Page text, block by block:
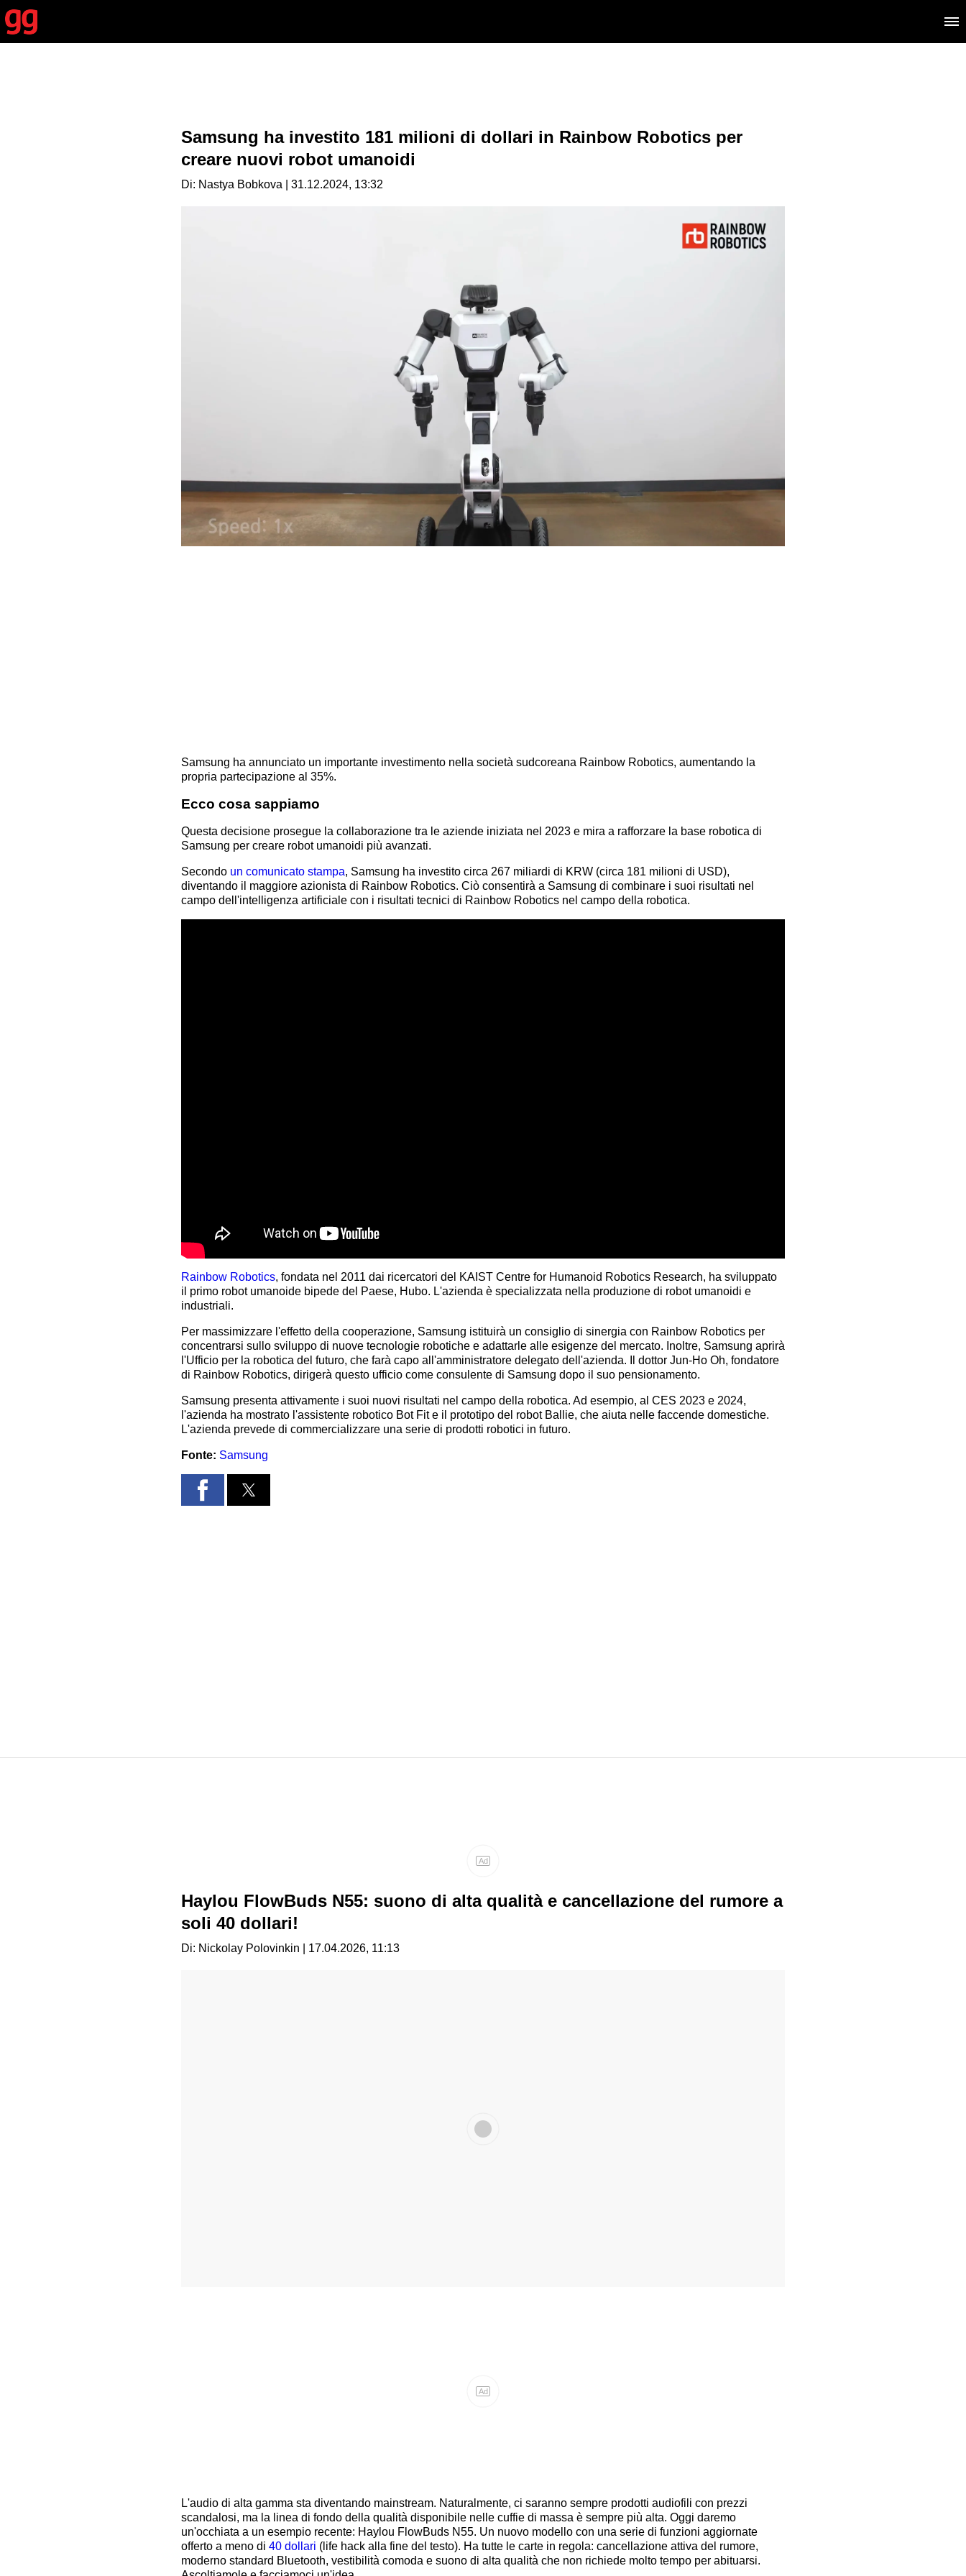
Samsung ha investito 181 milioni di dollari in Rainbow Robotics per
creare nuovi robot umanoidi
Di: Nastya Bobkova | 31.12.2024, 13:32
Samsung ha annunciato un importante investimento nella società sudcoreana Rainbow Robotics, aumentando la
propria partecipazione al 35%.
Ecco cosa sappiamo
Questa decisione prosegue la collaborazione tra le aziende iniziata nel 2023 e mira a rafforzare la base robotica di
Samsung per creare robot umanoidi più avanzati.
Secondo un comunicato stampa, Samsung ha investito circa 267 miliardi di KRW (circa 181 milioni di USD),
diventando il maggiore azionista di Rainbow Robotics. Ciò consentirà a Samsung di combinare i suoi risultati nel
campo dell'intelligenza artificiale con i risultati tecnici di Rainbow Robotics nel campo della robotica.
Rainbow Robotics, fondata nel 2011 dai ricercatori del KAIST Centre for Humanoid Robotics Research, ha sviluppato
il primo robot umanoide bipede del Paese, Hubo. L'azienda è specializzata nella produzione di robot umanoidi e
industriali.
Per massimizzare l'effetto della cooperazione, Samsung istituirà un consiglio di sinergia con Rainbow Robotics per
concentrarsi sullo sviluppo di nuove tecnologie robotiche e adattarle alle esigenze del mercato. Inoltre, Samsung aprirà
l'Ufficio per la robotica del futuro, che farà capo all'amministratore delegato dell'azienda. Il dottor Jun-Ho Oh, fondatore
di Rainbow Robotics, dirigerà questo ufficio come consulente di Samsung dopo il suo pensionamento.
Samsung presenta attivamente i suoi nuovi risultati nel campo della robotica. Ad esempio, al CES 2023 e 2024,
l'azienda ha mostrato l'assistente robotico Bot Fit e il prototipo del robot Ballie, che aiuta nelle faccende domestiche.
L'azienda prevede di commercializzare una serie di prodotti robotici in futuro.
Fonte: Samsung